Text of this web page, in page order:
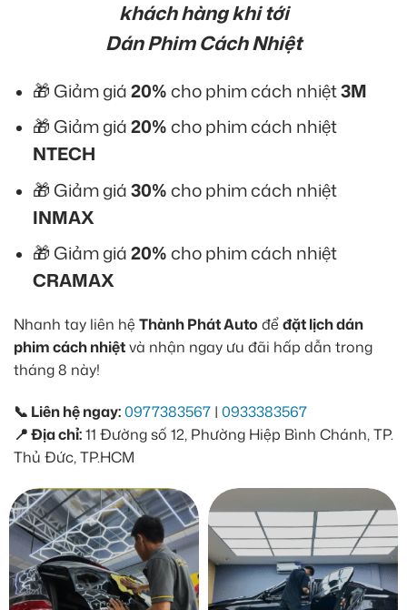
khách hàng khi tới
Dán Phim Cách Nhiệt
🎁 Giảm giá20%cho phim cách nhiệt3M
🎁 Giảm giá20%cho phim cách nhiệt
NTECH
🎁 Giảm giá30%cho phim cách nhiệt
INMAX
🎁 Giảm giá20%cho phim cách nhiệt
CRAMAX
Nhanh tay liên hệ Thành Phát Auto đểđặt lịch dán
phim cách nhiệtvà nhận ngay ưu đãi hấp dẫn trong
tháng 8 này!
📞 Liên hệ ngay:0977383567 | 0933383567
📍 Địa chỉ:11 Đường số 12, Phường Hiệp Bình Chánh, TP.
Thủ Đức, TP.HCM